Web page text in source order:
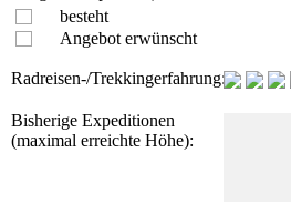
besteht
Angebot erwünscht
Radreisen-/Trekkingerfahrung:
Bisherige Expeditionen
(maximal erreichte Höhe):